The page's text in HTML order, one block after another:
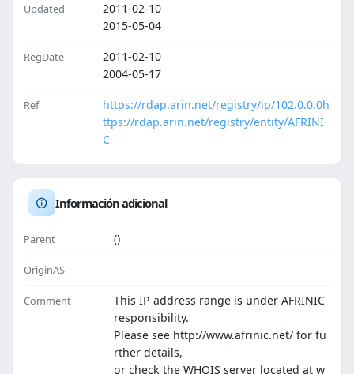
Updated
2011-02-10
2015-05-04
RegDate
2011-02-10
2004-05-17
Ref https://rdap.arin.net/registry/ip/102.0.0.0h
ttps://rdap.arin.net/registry/entity/AFRINI
C
Información adicional
Parent ()
OriginAS
Comment
This IP address range is under AFRINIC
responsibility.
Please see http://www.afrinic.net/ for fu
rther details,
or check the WHOIS server located at w